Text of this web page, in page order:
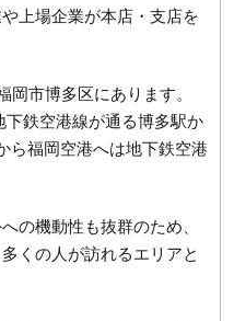
上場企業が本店・支店を
岡市博多区にあります。
鉄空港線が通る博多駅か
ら福岡空港へは地下鉄空港
の機動性も抜群のため、
くの人が訪れるエリアと